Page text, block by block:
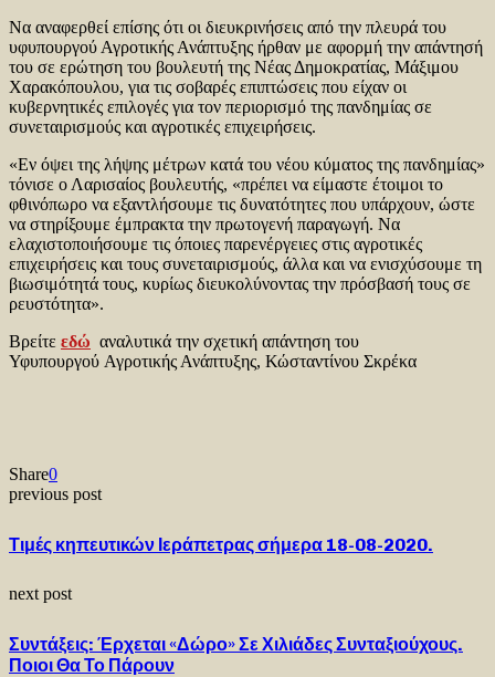
Να αναφερθεί επίσης ότι οι διευκρινήσεις από την πλευρά του
υφυπουργού Αγροτικής Ανάπτυξης ήρθαν με αφορμή την απάντησή
του σε ερώτηση του βουλευτή της Νέας Δημοκρατίας, Μάξιμου
Χαρακόπουλου, για τις σοβαρές επιπτώσεις που είχαν οι
κυβερνητικές επιλογές για τον περιορισμό της πανδημίας σε
συνεταιρισμούς και αγροτικές επιχειρήσεις.
«Εν όψει της λήψης μέτρων κατά του νέου κύματος της πανδημίας»
τόνισε ο Λαρισαίος βουλευτής, «πρέπει να είμαστε έτοιμοι το
φθινόπωρο να εξαντλήσουμε τις δυνατότητες που υπάρχουν, ώστε
να στηρίξουμε έμπρακτα την πρωτογενή παραγωγή. Να
ελαχιστοποιήσουμε τις όποιες παρενέργειες στις αγροτικές
επιχειρήσεις και τους συνεταιρισμούς, άλλα και να ενισχύσουμε τη
βιωσιμότητά τους, κυρίως διευκολύνοντας την πρόσβασή τους σε
ρευστότητα».
Βρείτε εδώ αναλυτικά την σχετική απάντηση του
Υφυπουργού Αγροτικής Ανάπτυξης, Κώσταντίνου Σκρέκα
Share0
previous post
Τιμές κηπευτικών Ιεράπετρας σήμερα 18-08-2020.
next post
Συντάξεις: Έρχεται «Δώρο» Σε Χιλιάδες Συνταξιούχους.
Ποιοι Θα Το Πάρουν